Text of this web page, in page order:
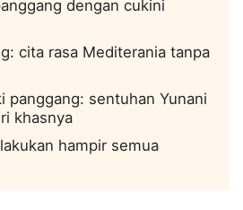
dengan cukini
cita rasa Mediterania tanpa
panggang: sentuhan Yunani
khasnya
hampir semua